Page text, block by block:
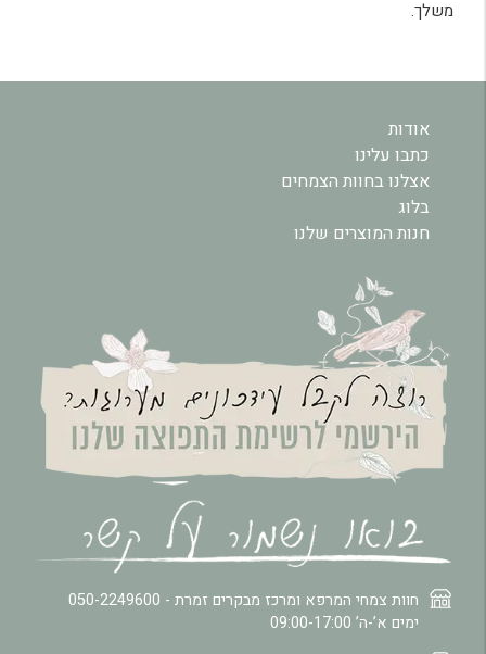
משלך.
חוות צמחי המרפא ומרכז מבקרים זמרת - 050-2249600
ימים א’-ה’ 09:00-17:00
אודות
כתבו עלינו
אצלנו בחוות הצמחים
בלוג
חנות המוצרים שלנו